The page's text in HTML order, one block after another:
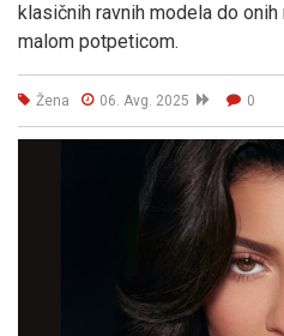
klasičnih ravnih modela do
malom potpeticom.
Žena 06. Avg. 2025 0